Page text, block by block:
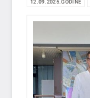
12.09.2025.GODINE